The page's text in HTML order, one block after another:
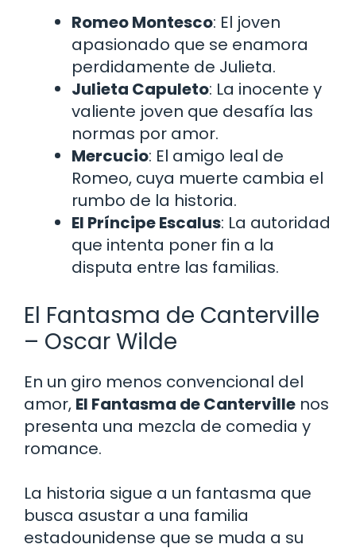
Romeo Montesco: El joven
apasionado que se enamora
perdidamente de Julieta.
Julieta Capuleto: La inocente y
valiente joven que desafía las
normas por amor.
Mercucio: El amigo leal de
Romeo, cuya muerte cambia el
rumbo de la historia.
El Príncipe Escalus: La autoridad
que intenta poner fin a la
disputa entre las familias.
El Fantasma de Canterville
– Oscar Wilde
En un giro menos convencional del
amor, El Fantasma de Canterville nos
presenta una mezcla de comedia y
romance.
La historia sigue a un fantasma que
busca asustar a una familia
estadounidense que se muda a su